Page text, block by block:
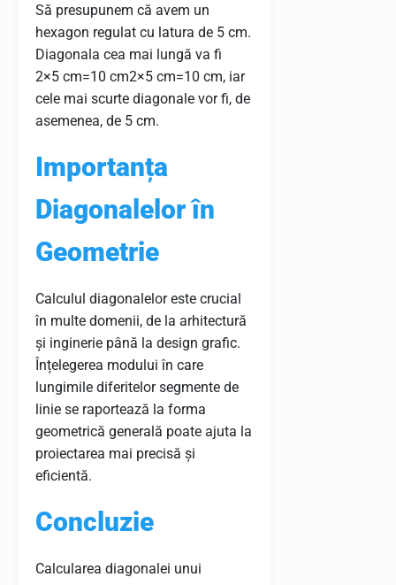
Să presupunem că avem un
hexagon regulat cu latura de 5 cm.
Diagonala cea mai lungă va fi
2×5 cm=10 cm2×5 cm=10 cm, iar
cele mai scurte diagonale vor fi, de
asemenea, de 5 cm.
Importanța
Diagonalelor în
Geometrie
Calculul diagonalelor este crucial
în multe domenii, de la arhitectură
și inginerie până la design grafic.
Înțelegerea modului în care
lungimile diferitelor segmente de
linie se raportează la forma
geometrică generală poate ajuta la
proiectarea mai precisă și
eficientă.
Concluzie
Calcularea diagonalei unui